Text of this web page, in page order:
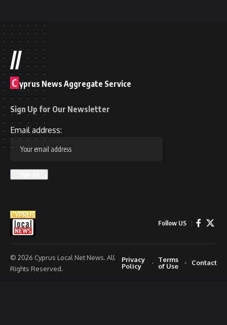
//
C yprus News Aggregate Service
Sign Up for Our Newsletter
Email address:
Follow US
© 2026 Cyprus Local Net News. All
Rights Reserved.
Privacy
Policy
Terms
of Use
Contact